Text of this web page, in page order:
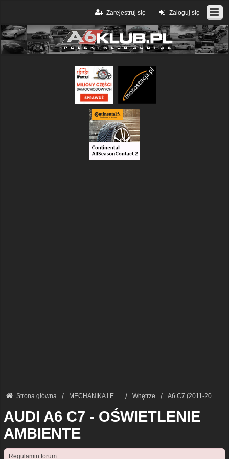
Zaloguj się
Zarejestruj się
Strona główna MECHANIKA I ELEKTRONIKA — FORUM TECHNICZNE Wnętrze A6 C7 (2011-2018)
AUDI A6 C7 - OŚWIETLENIE
AMBIENTE
Regulamin forum